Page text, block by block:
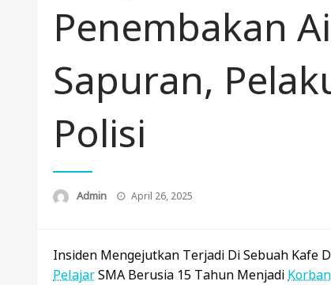
Penembakan
Sapuran,
Polisi
Admin
Posted
April 26, 2025
Insiden Mengejutkan Terjadi Di Sebuah Kafe
PelajarSMA Berusia 15 Tahun Menjadi Korban